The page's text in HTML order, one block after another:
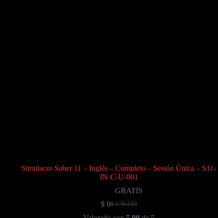
Simulacro Saber 11 – Inglés – Completo – Sesión Única – S11-
IN-C-U-001
GRATIS
$176.233
El
$0
El